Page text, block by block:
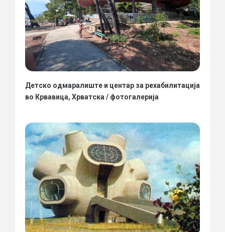
Детско одмаралиште и центар за рехабилитација
во Крвавица, Хрватска / фотогалерија